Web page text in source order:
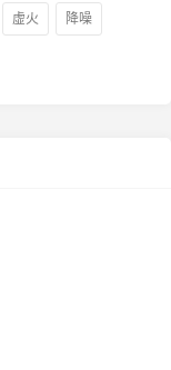
虚火 降噪